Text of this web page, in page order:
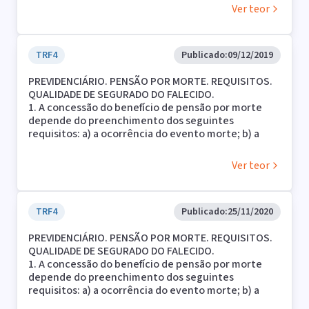
demonstração da qualidade de segurado do de cujus
por ocasião do óbito. O benefício independe de
do óbito. Nos termos do artigo 15 da Lei nº 8.213/91,
o segurado facultativo mantém a qualidade de
segurado, independentemente de contribuições
até 6 (seis) meses após a cessação das
contribuições. Ausente a prova do preenchimento
de todos os requisitos legais, não é possível a
concessão do benefício à parte autora.
Ver teor
TRF4 Publicado:09/12/2019
PREVIDENCIÁRIO. PENSÃO POR MORTE. REQUISITOS.
QUALIDADE DE SEGURADO DO FALECIDO.
1. A concessão do benefício de pensão por morte
depende do preenchimento dos seguintes
requisitos: a) a ocorrência do evento morte; b) a
pensão; c) a demonstração da qualidade de
segurado do de cujus por ocasião do óbito. O
legislação vigente à época do óbito.
2. Ausente a prova do preenchimento de todos os
requisitos legais, não é possível a concessão do
benefício à parte autora.
Ver teor
TRF4 Publicado:25/11/2020
PREVIDENCIÁRIO. PENSÃO POR MORTE. REQUISITOS.
QUALIDADE DE SEGURADO DO FALECIDO.
1. A concessão do benefício de pensão por morte
depende do preenchimento dos seguintes
requisitos: a) a ocorrência do evento morte; b) a